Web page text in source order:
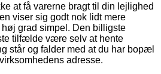
at få varerne bragt til din lejlighed
viser sig godt nok lidt mere
grad simpel. Den billigste
tilfælde være selv at hente
står og falder med at du har bopæl
adresse.